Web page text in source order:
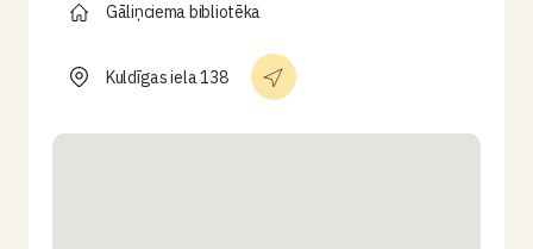
Gāliņciema bibliotēka
Kuldīgas iela 138